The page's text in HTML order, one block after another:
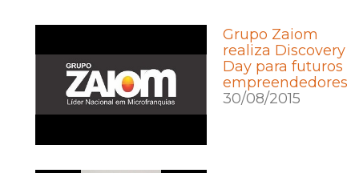
Grupo Zaiom
realiza Discovery
Day para futuros
empreendedores
30/08/2015